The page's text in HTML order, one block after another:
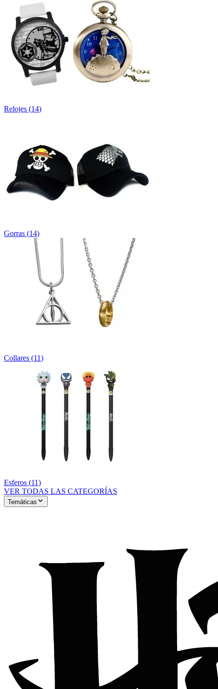
Relojes (14)
Gorras (14)
Collares (11)
Esferos (11)
VER TODAS LAS CATEGORÍAS
Temáticas